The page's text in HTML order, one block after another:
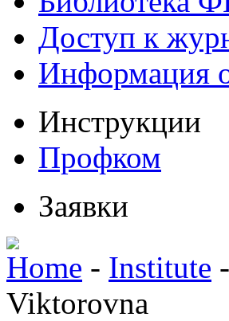
Доступ к
Информация
Инструкции
Профком
Заявки
Home - Institute -
Viktorovna